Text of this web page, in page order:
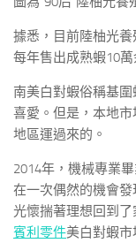
據悉，目前陸柚光養
每年售出成熟蝦10
南美白對蝦俗稱基
喜愛。但是，本地
地區運過來的。
2014年，機械專業
在一次偶然的機會
光懷揣著理想回到
賓利零件美白對蝦